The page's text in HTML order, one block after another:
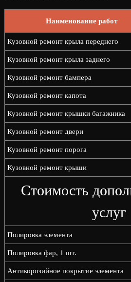
Наименование работ
Кузовной ремонт крыла переднего
Кузовной ремонт крыла заднего
Кузовной ремонт бампера
Кузовной ремонт капота
Кузовной ремонт крышки багажника
Кузовной ремонт двери
Кузовной ремонт порога
Кузовной ремонт крыши
Стоимость
услуг
Полировка элемента
Полировка фар, 1 шт.
Антикорозийное покрытие элемента